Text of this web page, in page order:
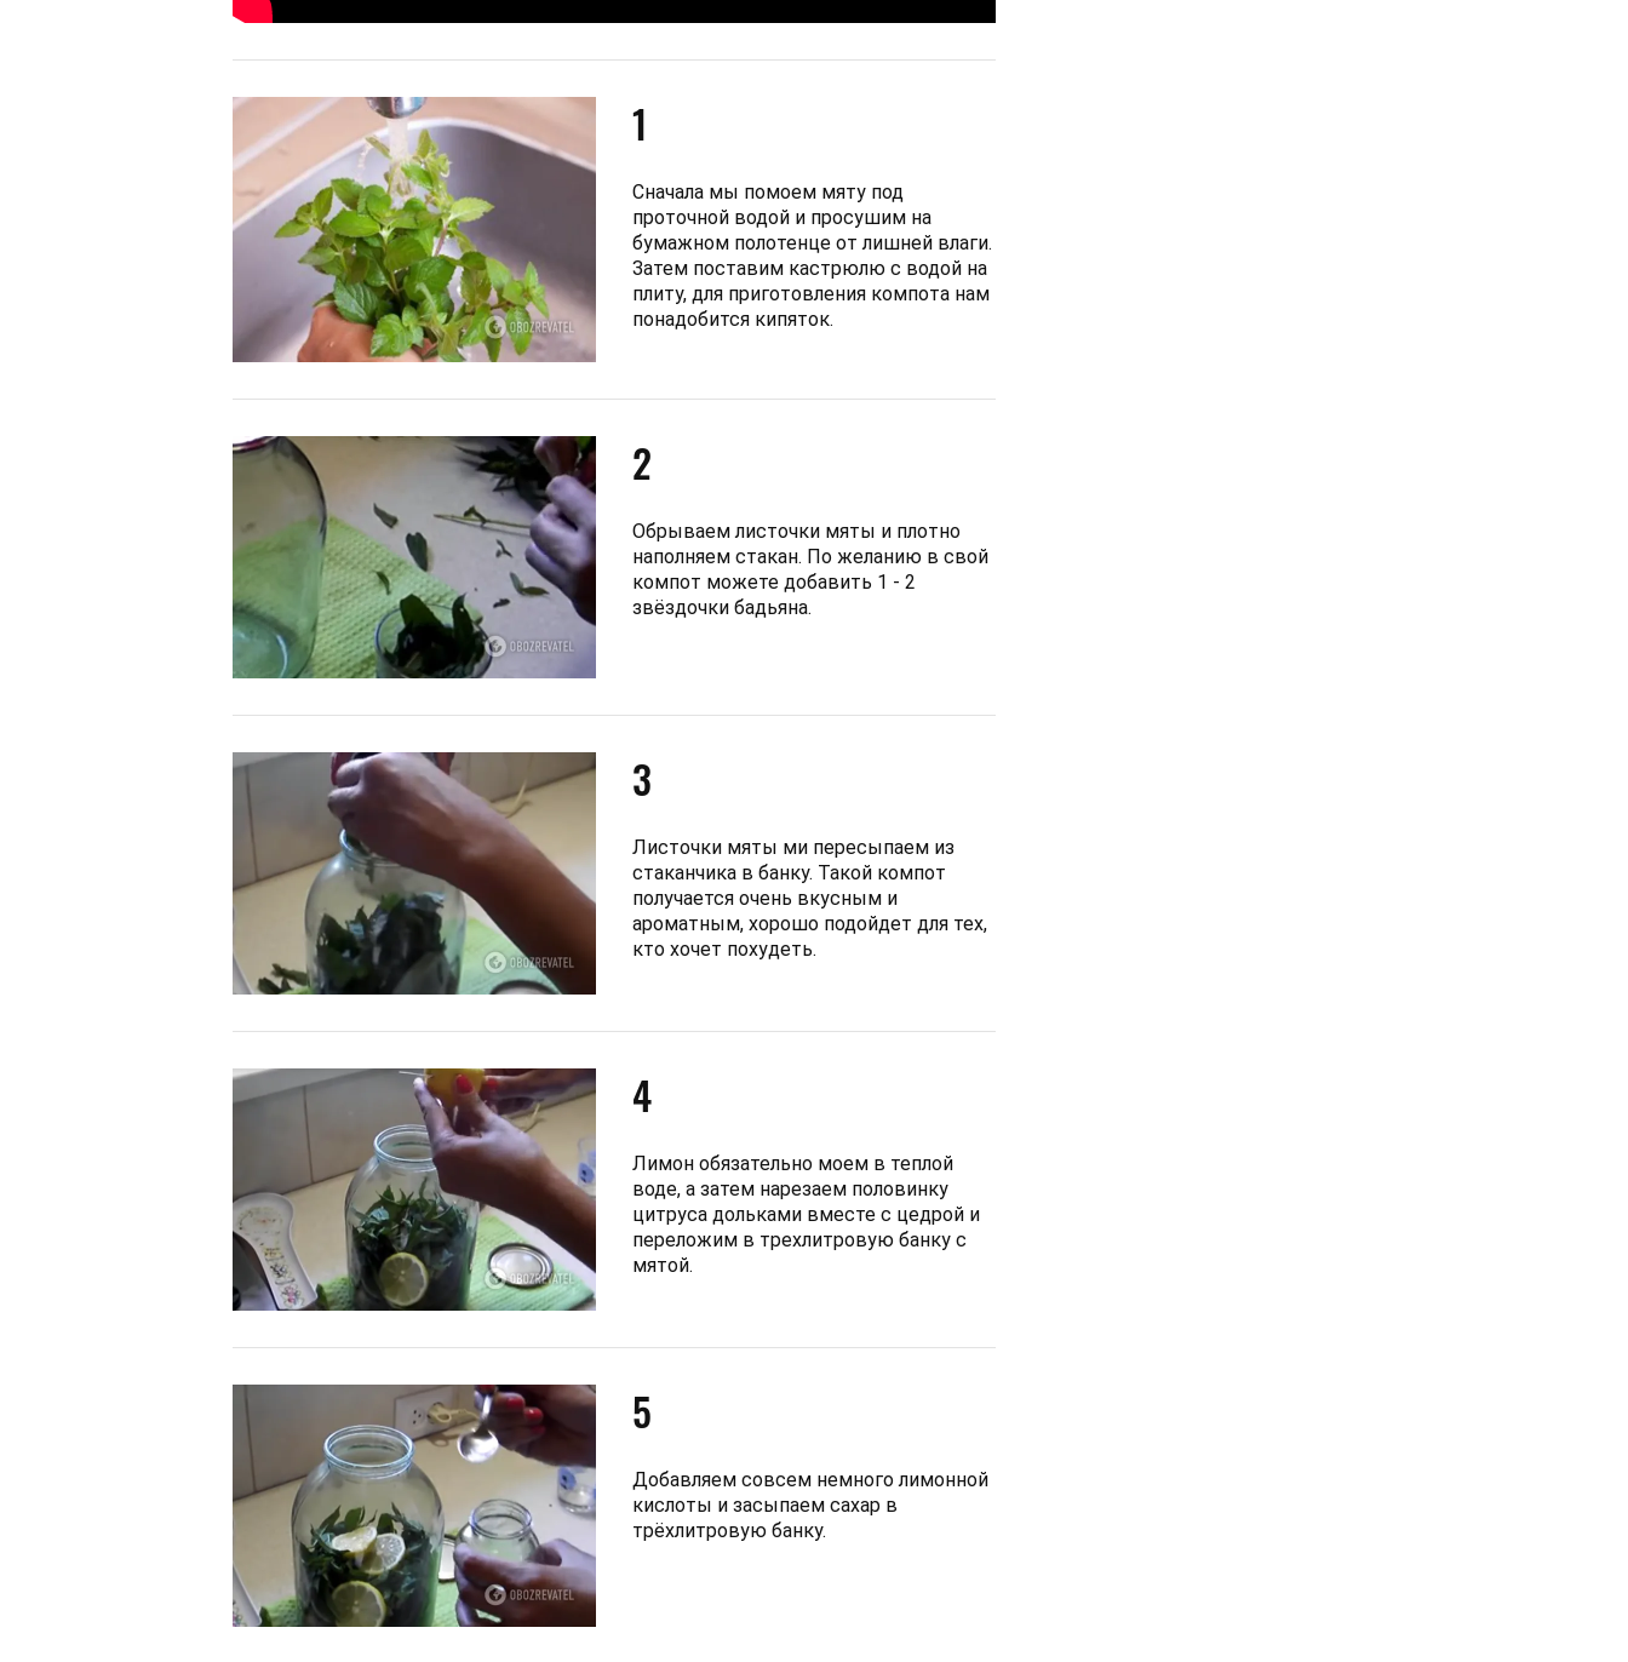
1
Сначала мы помоем мяту под
проточной водой и просушим на
бумажном полотенце от лишней влаги.
Затем поставим кастрюлю с водой на
плиту, для приготовления компота нам
понадобится кипяток.
2
Обрываем листочки мяты и плотно
наполняем стакан. По желанию в свой
компот можете добавить 1 - 2
звёздочки бадьяна.
3
Листочки мяты ми пересыпаем из
стаканчика в банку. Такой компот
получается очень вкусным и
ароматным, хорошо подойдет для тех,
кто хочет похудеть.
4
Лимон обязательно моем в теплой
воде, а затем нарезаем половинку
цитруса дольками вместе с цедрой и
переложим в трехлитровую банку с
мятой.
5
Добавляем совсем немного лимонной
кислоты и засыпаем сахар в
трёхлитровую банку.